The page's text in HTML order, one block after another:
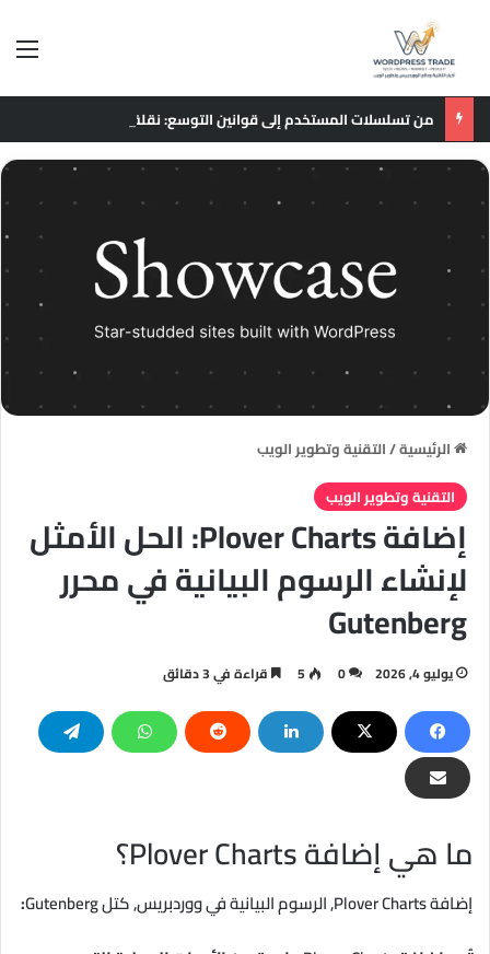
الرئيسية/التقنية وتطوير الويب
التقنية وتطوير الويب
إضافة Plover Charts: الحل الأمثل
لإنشاء الرسوم البيانية في محرر
Gutenberg
يوليو 4, 2026 0
5 قراءة في 3 دقائق
ما هي إضافة Plover Charts؟
إضافة Plover Charts, الرسوم البيانية في ووردبريس, كتل Gutenberg
: